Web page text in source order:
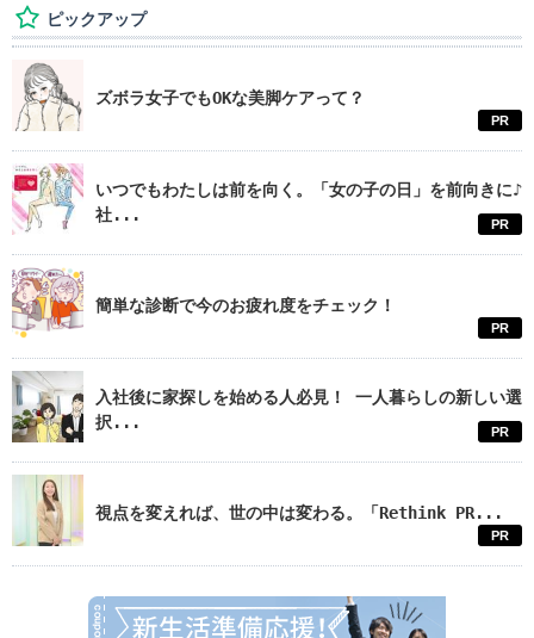
ピックアップ
ズボラ女子でもOKな美脚ケアって？
PR
いつでもわたしは前を向く。「女の子の日」を前向きに♪
社...
PR
簡単な診断で今のお疲れ度をチェック！
PR
入社後に家探しを始める人必見！ 一人暮らしの新しい選
択...
PR
視点を変えれば、世の中は変わる。「Rethink PR...
PR